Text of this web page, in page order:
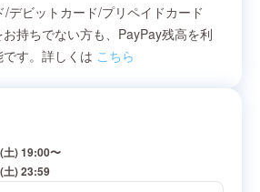
/デビットカード/プリペイドカード
持ちでない方も、PayPay残高を利
す。詳しくは こちら
土) 19:00〜
土) 23:59